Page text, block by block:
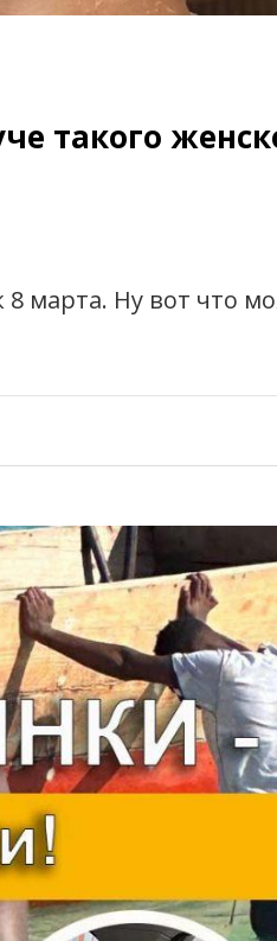
такого
8 марта. Ну вот что